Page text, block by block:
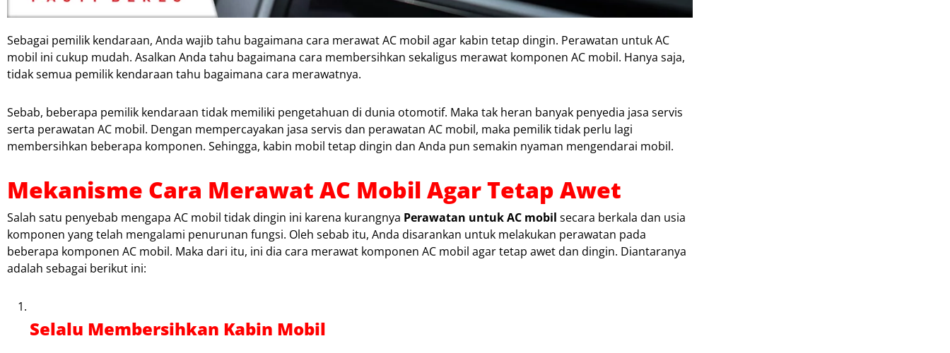
Sebagai pemilik kendaraan, Anda wajib tahu bagaimana cara merawat AC mobil agar kabin tetap dingin. Perawatan untuk AC
mobil ini cukup mudah. Asalkan Anda tahu bagaimana cara membersihkan sekaligus merawat komponen AC mobil. Hanya saja,
tidak semua pemilik kendaraan tahu bagaimana cara merawatnya.
Sebab, beberapa pemilik kendaraan tidak memiliki pengetahuan di dunia otomotif. Maka tak heran banyak penyedia jasa servis
serta perawatan AC mobil. Dengan mempercayakan jasa servis dan perawatan AC mobil, maka pemilik tidak perlu lagi
membersihkan beberapa komponen. Sehingga, kabin mobil tetap dingin dan Anda pun semakin nyaman mengendarai mobil.
Mekanisme Cara Merawat AC Mobil Agar Tetap Awet
Salah satu penyebab mengapa AC mobil tidak dingin ini karena kurangnya Perawatan untuk AC mobil secara berkala dan usia
komponen yang telah mengalami penurunan fungsi. Oleh sebab itu, Anda disarankan untuk melakukan perawatan pada
beberapa komponen AC mobil. Maka dari itu, ini dia cara merawat komponen AC mobil agar tetap awet dan dingin. Diantaranya
adalah sebagai berikut ini:
Selalu Membersihkan Kabin Mobil